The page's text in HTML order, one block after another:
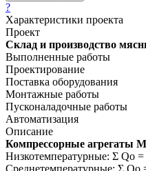
?
Характеристики проекта
Проект
Склад и производство
Выполненные работы
Проектирование
Поставка оборудования
Монтажные работы
Пусконаладочные работы
Автоматизация
Описание
Компрессорные агрегаты
Низкотемпературные: Σ Qо
Среднетемпературные: Σ Qо